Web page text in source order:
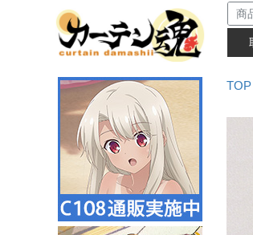
TOP